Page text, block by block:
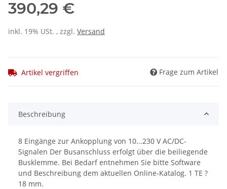
390,29 €
inkl. 19% USt. , zzgl. Versand
Artikel vergriffen Frage zum Artikel
Beschreibung
8 Eingänge zur Ankopplung von 10...230 V AC/DC-
Signalen Der Busanschluss erfolgt über die beiliegende
Busklemme. Bei Bedarf entnehmen Sie bitte Software
und Beschreibung dem aktuellen Online-Katalog. 1 TE ?
18 mm.